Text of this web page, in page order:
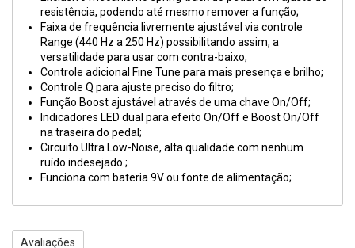
resistência, podendo até mesmo remover a função;
Faixa de frequência livremente ajustável via controle
Range (440 Hz a 250 Hz) possibilitando assim, a
versatilidade para usar com contra-baixo;
Controle adicional Fine Tune para mais presença e brilho;
Controle Q para ajuste preciso do filtro;
Função Boost ajustável através de uma chave On/Off;
Indicadores LED dual para efeito On/Off e Boost On/Off
na traseira do pedal;
Circuito Ultra Low-Noise, alta qualidade com nenhum
ruído indesejado ;
Funciona com bateria 9V ou fonte de alimentação;
Avaliações